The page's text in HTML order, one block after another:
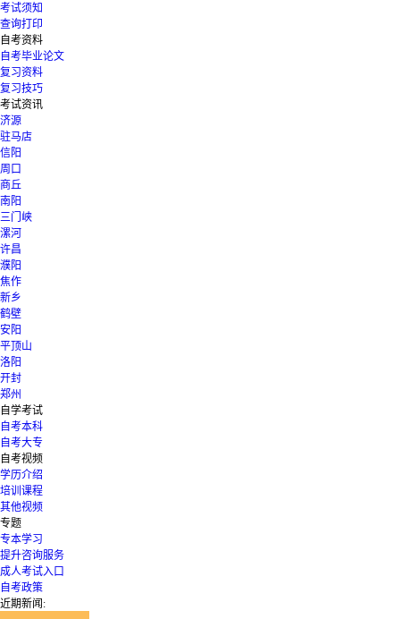
考试须知
查询打印
自考资料
自考毕业论文
复习资料
复习技巧
考试资讯
济源
驻马店
信阳
周口
商丘
南阳
三门峡
漯河
许昌
濮阳
焦作
新乡
鹤壁
安阳
平顶山
洛阳
开封
郑州
自学考试
自考本科
自考大专
自考视频
学历介绍
培训课程
其他视频
专题
专本学习
提升咨询服务
成人考试入口
自考政策
近期新闻: